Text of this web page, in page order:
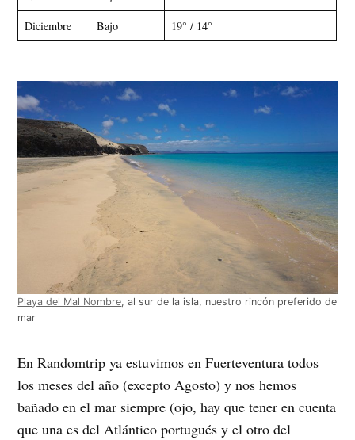
Diciembre
Bajo 19° / 14°
Playa del Mal Nombre, al sur de la isla, nuestro rincón preferido de
mar
En Randomtrip ya estuvimos en Fuerteventura todos
los meses del año (excepto Agosto) y nos hemos
bañado en el mar siempre (ojo, hay que tener en cuenta
que una es del Atlántico portugués y el otro del